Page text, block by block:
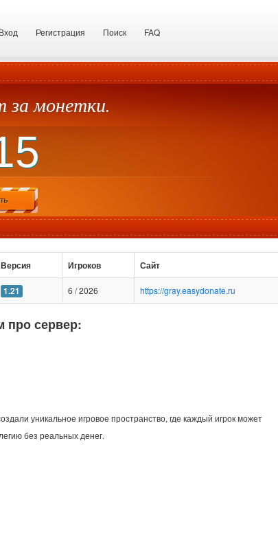
Вход Регистрация Поиск FAQ
за монетки.
Версия Игроков Сайт
1.21 6 / 2026 https://gray.easydonate.ru
про сервер:
уникальное игровое пространство, где каждый игрок может
без реальных денег.